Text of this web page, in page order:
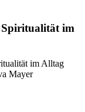
Spiritualität im
im Alltag
Mayer